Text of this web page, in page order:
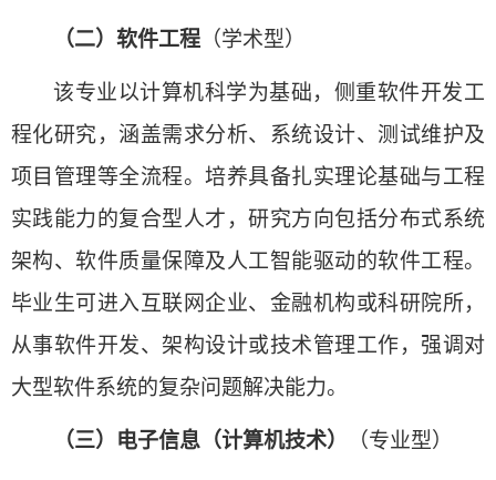
（二）软件工程 （学术型）
该专业以计算机科学为基础，侧重软件开发工
程化研究，涵盖需求分析、系统设计、测试维护及
项目管理等全流程。培养具备扎实理论基础与工程
实践能力的复合型人才，研究方向包括分布式系统
架构、软件质量保障及人工智能驱动的软件工程。
毕业生可进入互联网企业、金融机构或科研院所，
从事软件开发、架构设计或技术管理工作，强调对
大型软件系统的复杂问题解决能力。
（三）电子信息（计算机技术） （专业型）